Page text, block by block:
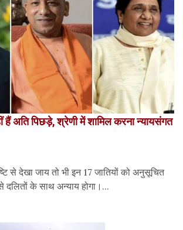
हैं अति पिछड़े, श्रेणी में शामिल करना न्यायसंगत
से देखा जाय तो भी इन 17 जातियों को अनुसूचित
दलितों के साथ अन्याय होगा।...